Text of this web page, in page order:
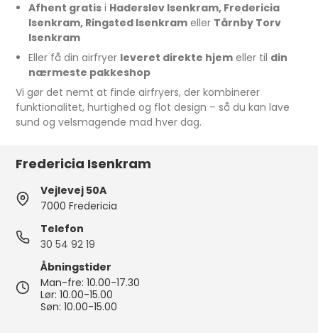
Afhent gratisi Haderslev Isenkram, Fredericia
Isenkram, Ringsted Isenkrameller Tårnby Torv
Isenkram
Eller få din airfryer leveret direkte hjemeller til din
nærmeste pakkeshop
Vi gør det nemt at finde airfryers, der kombinerer
funktionalitet, hurtighed og flot design – så du kan lave
sund og velsmagende mad hver dag.
Fredericia Isenkram
Vejlevej 50A
7000 Fredericia
Telefon
30 54 92 19
Åbningstider
Man-fre: 10.00-17.30
Lør: 10.00-15.00
Søn: 10.00-15.00